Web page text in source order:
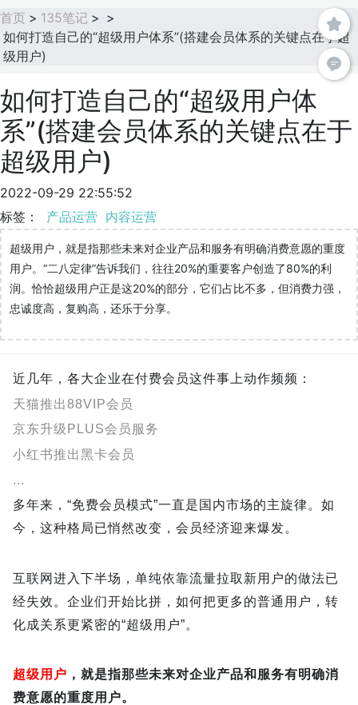
首页 > 135笔记 > >
如何打造自己的“超级用户体系”(搭建会员体系的关键点在于超
级用户)
如何打造自己的“超级用户体
系”(搭建会员体系的关键点在于
超级用户)
2022-09-29 22:55:52
标签： 产品运营 内容运营
超级用户，就是指那些未来对企业产品和服务有明确消费意愿的重度
用户。“二八定律”告诉我们，往往20%的重要客户创造了80%的利
润。恰恰超级用户正是这20%的部分，它们占比不多，但消费力强，
忠诚度高，复购高，还乐于分享。
近几年，各大企业在付费会员这件事上动作频频：
天猫推出88VIP会员
京东升级PLUS会员服务
小红书推出黑卡会员
...
多年来，“免费会员模式”一直是国内市场的主旋律。如
今，这种格局已悄然改变，会员经济迎来爆发。
互联网进入下半场，单纯依靠流量拉取新用户的做法已
经失效。企业们开始比拼，如何把更多的普通用户，转
化成关系更紧密的“超级用户”。
超级用户 ，就是指那些未来对企业产品和服务有明确消
费意愿的重度用户。